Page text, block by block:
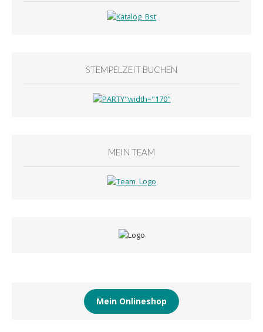
STEMPELZEIT BUCHEN
MEIN TEAM
Mein Onlineshop